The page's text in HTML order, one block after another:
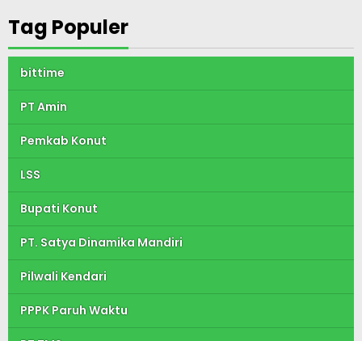
Tag Populer
bittime
PT Amin
Pemkab Konut
LSS
Bupati Konut
PT. Satya Dinamika Mandiri
Pilwali Kendari
PPPK Paruh Waktu